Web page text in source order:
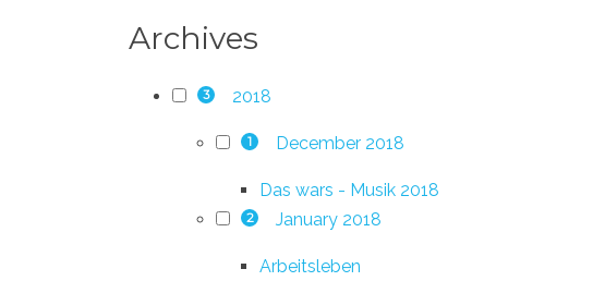
Archives
3 2018
1 December 2018
Das wars - Musik 2018
2 January 2018
Arbeitsleben